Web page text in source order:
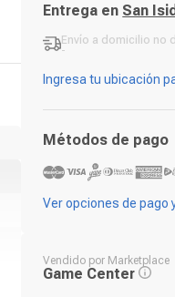
Entrega en San
Envío a domicilio no
-
Ingresa tu ubicación
Métodos de pago
Ver opciones de pago
Vendido por Marketplace
Game Center